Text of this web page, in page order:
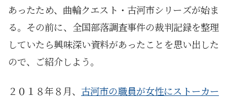
あったため、曲輪クエスト・古河市シリーズが始ま
る。その前に、全国部落調査事件の裁判記録を整理
していたら興味深い資料があったことを思い出した
ので、ご紹介しよう。
２０１８年８月、 古河市の職員が女性にストーカー